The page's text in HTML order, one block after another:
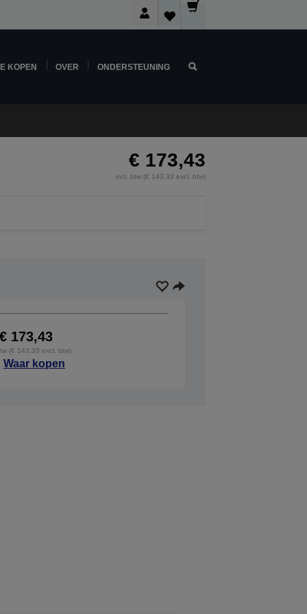
KOPEN OVER ONDERSTEUNING
€ 173,43
incl. btw (€ 143,33 excl. btw)
€ 173,43
(€ 143,33 excl. btw)
Waar kopen